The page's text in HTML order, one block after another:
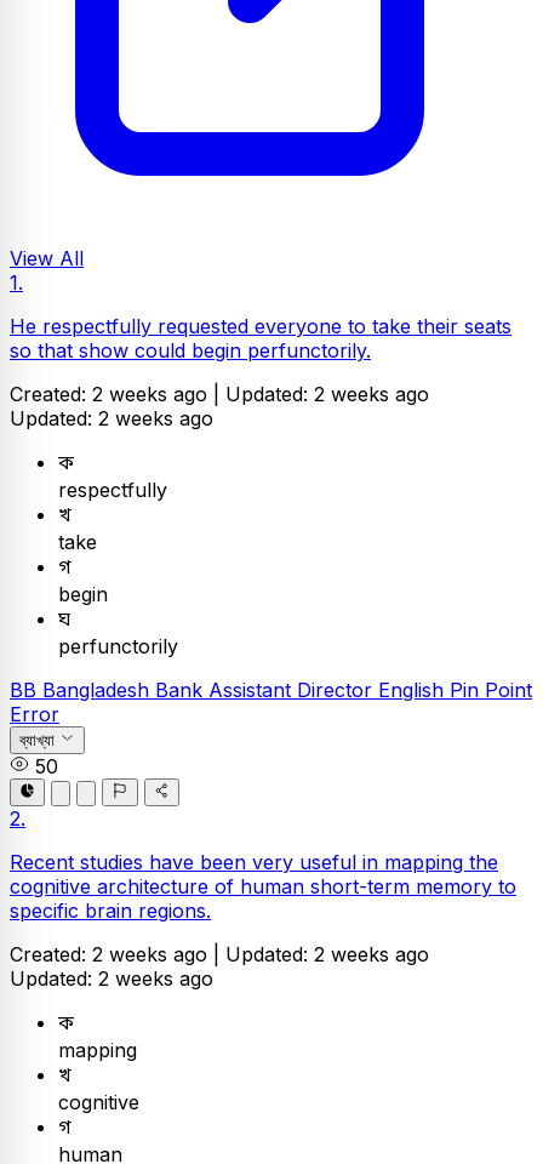
View All
1.
He respectfully requested everyone to take their seats
so that show could begin perfunctorily.
Created: 2 weeks ago | Updated: 2 weeks ago
Updated: 2 weeks ago
ক
respectfully
খ
take
গ
begin
ঘ
perfunctorily
BB Bangladesh Bank Assistant Director English Pin Point
Error
ব্যাখ্যা
50
2.
Recent studies have been very useful in mapping the
cognitive architecture of human short-term memory to
specific brain regions.
Created: 2 weeks ago | Updated: 2 weeks ago
Updated: 2 weeks ago
ক
mapping
খ
cognitive
গ
human